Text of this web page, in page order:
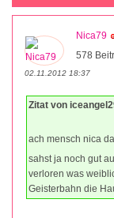
Nica79
578
02.11.2012 18:37
Zitat von
ach mensch nica
sahst ja noch gut
verloren was
Geisterbahn die